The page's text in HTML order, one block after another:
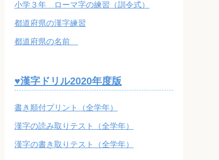
小学３年 ローマ字の練習（訓令式）
都道府県の漢字練習
都道府県の名前
♥漢字ドリル2020年度版
書き順付プリント（全学年）
漢字の読み取りテスト（全学年）
漢字の書き取りテスト（全学年）